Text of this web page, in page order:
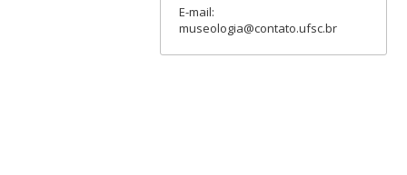
E-mail:
museologia@contato.ufsc.br